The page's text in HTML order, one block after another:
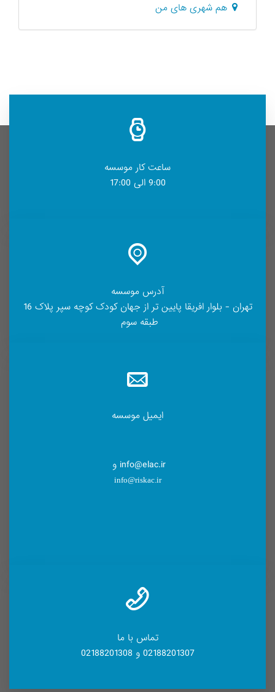
هم شهری های من
ساعت کار موسسه
9:00 الی 17:00
آدرس موسسه
تهران - بلوار افریقا پایین تر از جهان کودک کوچه سپر پلاک 16
طبقه سوم
ایمیل موسسه
info@elac.ir و
info@riskac.ir
تماس با ما
02188201307 و 02188201308